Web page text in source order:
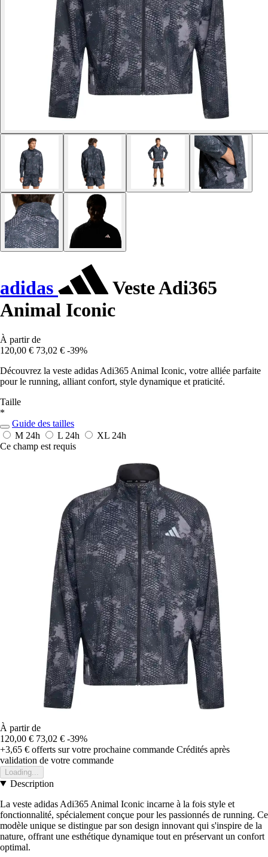
adidas
Veste Adi365
Animal Iconic
À partir de
120,00 € 73,02 € -39%
Découvrez la veste adidas Adi365 Animal Iconic, votre alliée parfaite
pour le running, alliant confort, style dynamique et praticité.
Taille
*
Guide des tailles
M 24h L 24h XL 24h
Ce champ est requis
À partir de
120,00 € 73,02 € -39%
+3,65 € offerts sur votre prochaine commande Crédités après
validation de votre commande
Loading...
Description
La veste adidas Adi365 Animal Iconic incarne à la fois style et
fonctionnalité, spécialement conçue pour les passionnés de running. Ce
modèle unique se distingue par son design innovant qui s'inspire de la
nature, offrant une esthétique dynamique tout en préservant un confort
optimal.